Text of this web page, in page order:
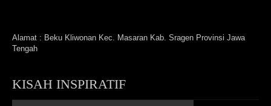
Alamat : Beku Kliwonan Kec. Masaran Kab. Sragen Provinsi Jawa
Tengah
KISAH INSPIRATIF